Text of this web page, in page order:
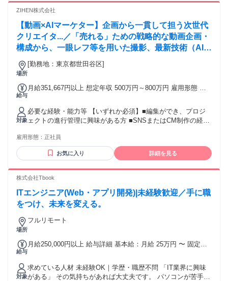
ZIHEN株式会社
【動画×AIマーケター】企画から一貫して担う次世代
クリエイタ...／「売れる」ための戦略的な動画企画・
構成から、一眼レフ等を用いた撮影、最新技術（AI・
CG）を取り入れた編集まで一貫して担当します。数
値分析に基づき、PDCAを回しながら「勝てる」表現
場所
[勤務地：東京都世田谷区]
給与
月給351,667円以上 想定年収 500万円～800万円 雇用形態 正
￥351,667～ 基本給￥260,234～ 固定残業代￥91,433～を含
む/月 ■賞与実績:年3回/合計80万円（評価により変動） 諸手
当：通勤手当（会社規定に基づき支給）、残業手当（固定残
業代制 超過分別途支給） 試用期間 有 期間：3ヶ月 備考：変
対象
必要な経験・能力等 【いずれか必須】■編集ができ、プロジ
ェクトの進行管理に興味がある方 ■SNSまたはCM制作の経験
ンの魅力】 ・次世代スキル：AIやCGを実務に落とし込む、最
先端の表現スキルが身につきます ・本質的な成長：感覚に頼
らない「マーケティング×動画」のプロデュース力が磨けます
にインパクトを与えられます ・変化を楽しむ文化：デジタル
する風土です。 学歴・資格 学歴：大学院 大学 高専 短大 専修
学校 語学力： 資格：
雇用形態： 正社員
お気に入り 詳細を見る
株式会社Tbook
ITエンジニア(Web・アプリ開発)|未経験歓迎／手に職
をつけ、未来を変える。
場所
フルリモート
給与
月給250,000円以上 給与詳細 基本給：月給 25万円 〜 固定残
勤・家族手当金額：なし 全員に一律で支払われるその他手当
金額：なし
対象
求めている人材 未経験OK｜学歴・職歴不問 「IT業界に興味
がある」 その気持ちがあれば大丈夫です。 パソコンが苦手な